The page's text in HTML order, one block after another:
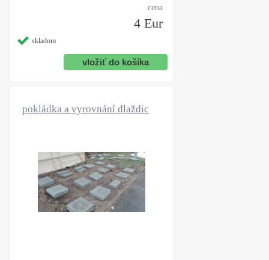
cena
4 Eur
skladom
pokládka a vyrovnání dlaždic